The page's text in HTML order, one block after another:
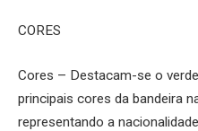
CORES
Cores – Destacam-se o
principais cores da bandeira
representando a